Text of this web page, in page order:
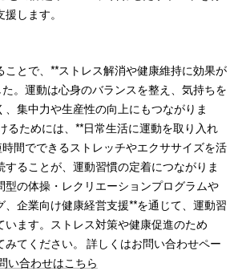
します。
とで、**ストレス解消や健康維持に効果が
。運動は心身のバランスを整え、気持ちを
集中力や生産性の向上にもつながりま
るためには、**日常生活に運動を取り入れ
間でできるストレッチやエクササイズを活
ることが、運動習慣の定着につながりま
型の体操・レクリエーションプログラムや
企業向け健康経営支援**を通じて、運動習
ます。ストレス対策や健康促進のため
みてください。 詳しくはお問い合わせペー
い合わせはこちら